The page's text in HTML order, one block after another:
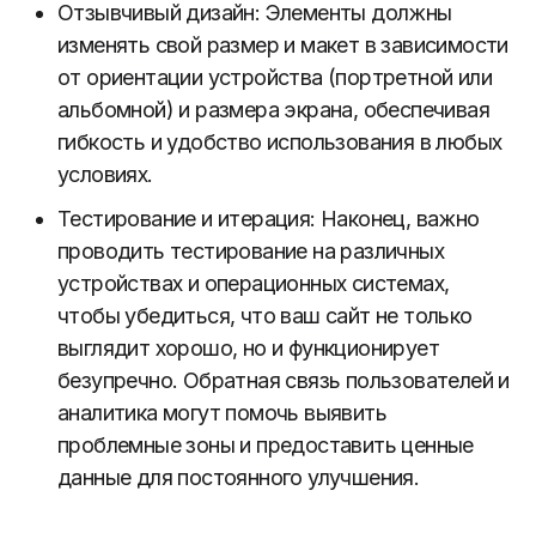
Отзывчивый дизайн: Элементы должны
изменять свой размер и макет в зависимости
от ориентации устройства (портретной или
альбомной) и размера экрана, обеспечивая
гибкость и удобство использования в любых
условиях.
Тестирование и итерация: Наконец, важно
проводить тестирование на различных
устройствах и операционных системах,
чтобы убедиться, что ваш сайт не только
выглядит хорошо, но и функционирует
безупречно. Обратная связь пользователей и
аналитика могут помочь выявить
проблемные зоны и предоставить ценные
данные для постоянного улучшения.